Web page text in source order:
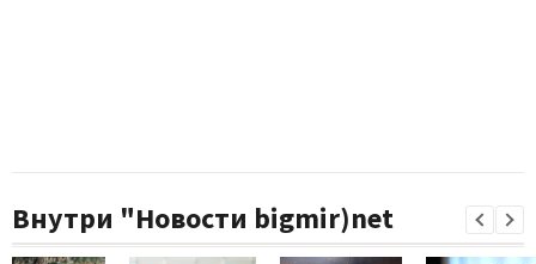
Внутри "Новости bigmir)net